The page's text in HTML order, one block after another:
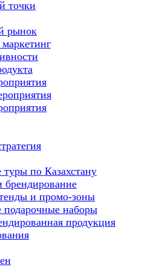
точки
рынок
по Казахстану
и промо-зоны
подарочные наборы
продукция